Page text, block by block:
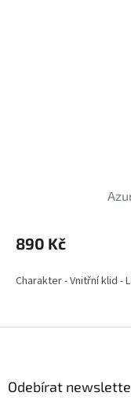
890 Kč
Charakter - Vnitřní klid -
Odebírat